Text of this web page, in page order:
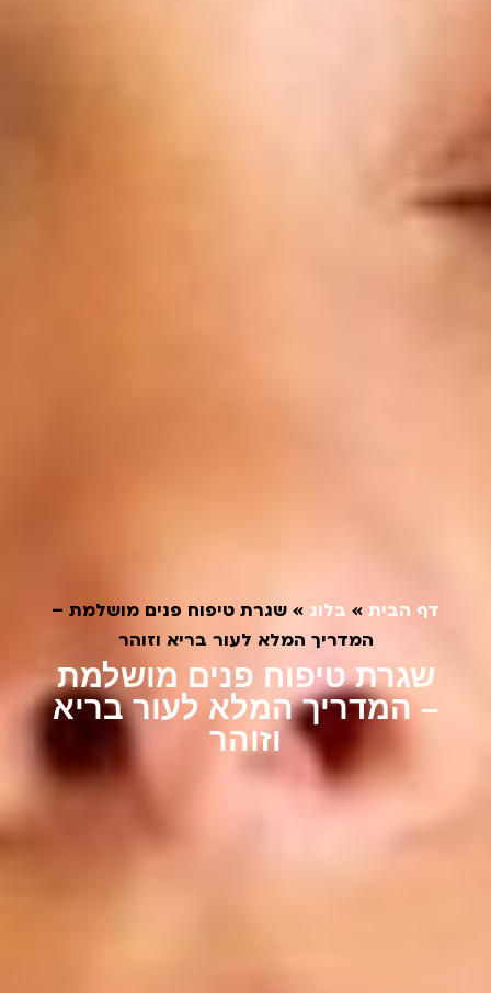
דף הבית» בלוג» שגרת טיפוח פנים מושלמת –
המדריך המלא לעור בריא וזוהר
שגרת טיפוח פנים מושלמת
– המדריך המלא לעור בריא
וזוהר